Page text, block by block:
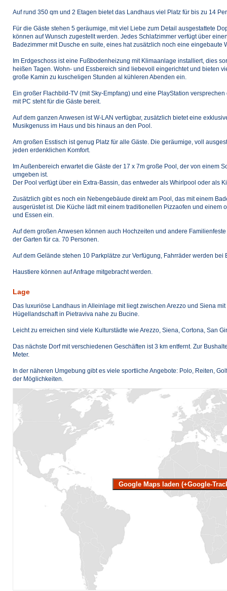
Auf rund 350 qm und 2 Etagen bietet das Landhaus viel Platz für bis zu 14
Für die Gäste stehen 5 geräumige, mit viel Liebe zum Detail ausgestattete
können auf Wunsch zugestellt werden. Jedes Schlafzimmer verfügt über
Badezimmer mit Dusche en suite, eines hat zusätzlich noch eine eingebaute
Im Erdgeschoss ist eine Fußbodenheizung mit Klimaanlage installiert, dies
heißen Tagen. Wohn- und Essbereich sind liebevoll eingerichtet und bieten
große Kamin zu kuscheligen Stunden al kühleren Abenden ein.
Ein großer Flachbild-TV (mit Sky-Empfang) und eine PlayStation
mit PC steht für die Gäste bereit.
Auf dem ganzen Anwesen ist W-LAN verfügbar, zusätzlich bietet eine
Musikgenuss im Haus und bis hinaus an den Pool.
Am großen Esstisch ist genug Platz für alle Gäste. Die geräumige, voll
jeden erdenklichen Komfort.
Im Außenbereich erwartet die Gäste der 17 x 7m große Pool, der von einem
umgeben ist.
Der Pool verfügt über ein Extra-Bassin, das entweder als Whirlpool oder als
Zusätzlich gibt es noch ein Nebengebäude direkt am Pool, das mit einem
ausgerüstet ist. Die Küche lädt mit einem traditionellen Pizzaofen und einem
und Essen ein.
Auf dem großen Anwesen können auch Hochzeiten und andere
der Garten für ca. 70 Personen.
Auf dem Gelände stehen 10 Parkplätze zur Verfügung, Fahrräder werden bei
Haustiere können auf Anfrage mitgebracht werden.
Lage
Das luxuriöse Landhaus in Alleinlage mit liegt zwischen Arezzo und Siena
Hügellandschaft in Pietraviva nahe zu Bucine.
Leicht zu erreichen sind viele Kulturstädte wie Arezzo, Siena, Cortona, San
Das nächste Dorf mit verschiedenen Geschäften ist 3 km entfernt. Zur
Meter.
In der näheren Umgebung gibt es viele sportliche Angebote: Polo, Reiten,
der Möglichkeiten.
Google Maps laden (+Google-